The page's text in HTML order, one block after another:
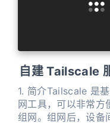
自建 Tailscale
1. 简介Tailscale 是
网工具，可以非常
组网。组网后，设备